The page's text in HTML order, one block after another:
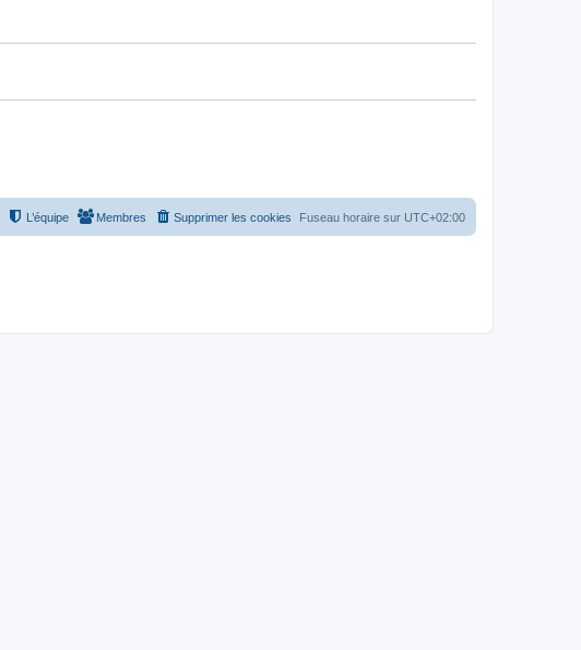
Fuseau horaire sur UTC+02:00
Supprimer les cookies
Membres
L’équipe